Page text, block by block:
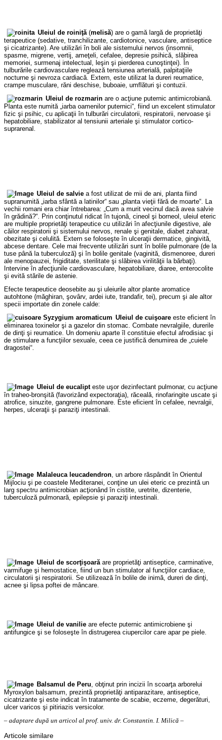
Uleiul de roiniţă(melisă) are o gamă largă de proprietăţi
terapeutice (sedative, tranchilizante, cardiotonice, vasculare, antiseptice
şi cicatrizante). Are utilizări în boli ale sistemului nervos (insomnii,
spasme, migrene, vertij, ameţeli, cefalee, depresie psihică, slăbirea
memoriei, surmenaj intelectual, leşin şi pierderea cunoştinţei). În
tulburările cardiovasculare reglează tensiunea arterială, palpitaţiile
nocturne şi nevroza cardiacă. Extern, este utilizat la dureri reumatice,
crampe musculare, răni deschise, buboaie, umflături şi contuzii.
Uleiul de rozmarin are o acţiune puternic antimicrobiană.
Planta este numită „iarba oamenilor puternici“, fiind un excelent stimulator
fizic şi psihic, cu aplicaţii în tulburări circulatorii, respiratorii, nervoase şi
hepatobiliare, stabilizator al tensiunii arteriale şi stimulator cortico-
suprarenal.
Uleiul de salvie a fost utilizat de mii de ani, planta fiind
supranumită „iarba sfântă a latinilor“ sau „planta vieţii fără de moarte“. La
vechii romani era chiar întrebarea: „Cum a murit vecinul dacă avea salvie
în grădină?“. Prin conţinutul ridicat în tujonă, cineol şi borneol, uleiul eteric
are multiple proprietăţi terapeutice cu utilizări în afecţiunile digestive, ale
căilor respiratorii şi sistemului nervos, renale şi genitale, diabet zaharat,
obezitate şi celulită. Extern se foloseşte în ulceraţii dermatice, gingivită,
abcese dentare. Cele mai frecvente utilizări sunt în bolile pulmonare (de la
tuse până la tuberculoză) şi în bolile genitale (vaginită, dismenoree, dureri
ale menopauzei, frigiditate, sterilitate şi slăbirea virilităţii la bărbaţi).
Intervine în afecţiunile cardiovasculare, hepatobiliare, diaree, enterocolite
şi evită stările de astenie.
Efecte terapeutice deosebite au şi uleiurile altor plante aromatice
autohtone (măghiran, şovârv, ardei iute, trandafir, tei), precum şi ale altor
specii importate din zonele calde:
Uleiul de cuişoare este eficient în
eliminarea toxinelor şi a gazelor din stomac. Combate nevralgiile, durerile
de dinţi şi reumatice. Un domeniu aparte îl constituie efectul afrodisiac şi
de stimulare a funcţiilor sexuale, ceea ce justifică denumirea de „cuiele
dragostei“.
Uleiul de eucalipteste uşor dezinfectant pulmonar, cu acţiune
în traheo-bronşită (favorizând expectoraţia), răceală, rinofaringite uscate şi
atrofice, sinuzite, gangrene pulmonare. Este eficient în cefalee, nevralgii,
herpes, ulceraţii şi paraziţi intestinali.
Malaleuca leucadendron, un arbore răspândit în Orientul
Mijlociu şi pe coastele Mediteranei, conţine un ulei eteric ce prezintă un
larg spectru antimicrobian acţionând în cistite, uretrite, dizenterie,
tuberculoză pulmonară, epilepsie şi paraziţi intestinali.
Uleiul de scorţişoarăare proprietăţi antiseptice, carminative,
varmifuge şi hemostatice, fiind un bun stimulator al funcţiilor cardiace,
circulatorii şi respiratorii. Se utilizează în bolile de inimă, dureri de dinţi,
acnee şi lipsa poftei de mâncare.
Uleiul de vanilie are efecte puternic antimicrobiene şi
antifungice şi se foloseşte în distrugerea ciupercilor care apar pe piele.
Balsamul de Peru, obţinut prin incizii în scoarţa arborelui
Myroxylon balsamum, prezintă proprietăţi antiparazitare, antiseptice,
cicatrizante şi este indicat în tratamente de scabie, eczeme, degerături,
ulcer varicos şi pitiriazis versicolor.
– adaptare după un articol al prof. univ. dr. Constantin. I. Milică –
Articole similare